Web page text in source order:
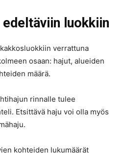
luokkiin
verrattuna
osaan: hajut, alueiden
määrä.
rinnalle tulee
Etsittävä haju voi olla myös
kohteiden lukumäärät